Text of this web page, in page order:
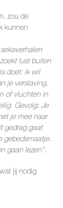
zou de
kunnen
lust buiten
doet: ik wil
je verslaving.
of vluchten in
Gevolg: Je
je mee naar
gedrag gaat
gebedsmaatje.
gaan lezen”.
jij nodig